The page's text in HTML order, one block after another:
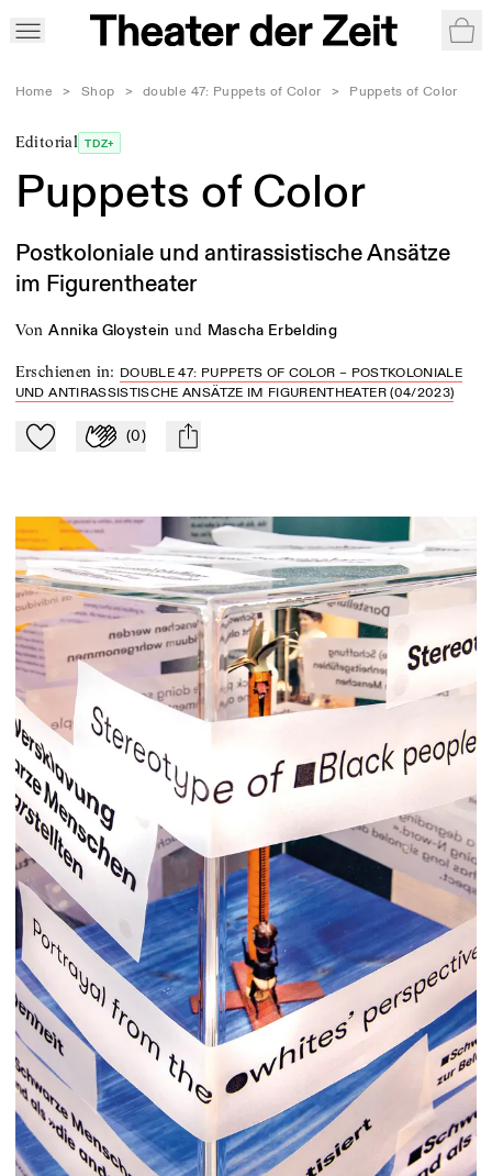
Home > Shop > double 47: Puppets of Color > Puppets of Color
Editorial TDZ+
Puppets of Color
Postkoloniale und antirassistische Ansätze
im Figurentheater
von Annika Gloystein und Mascha Erbelding
Erschienen in: DOUBLE 47: PUPPETS OF COLOR – POSTKOLONIALE
UND ANTIRASSISTISCHE ANSÄTZE IM FIGURENTHEATER (04/2023)
Zu Mein-TdZ hinzufügen
Applaudieren
(0) mail